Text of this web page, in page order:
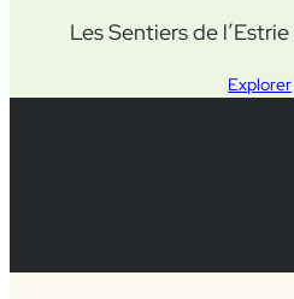
Les Sentiers de
Explorer